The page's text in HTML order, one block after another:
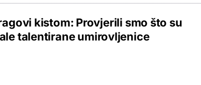
kistom: Provjerili smo što su
talentirane umirovljenice